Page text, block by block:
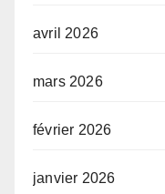
avril 2026
mars 2026
février 2026
janvier 2026